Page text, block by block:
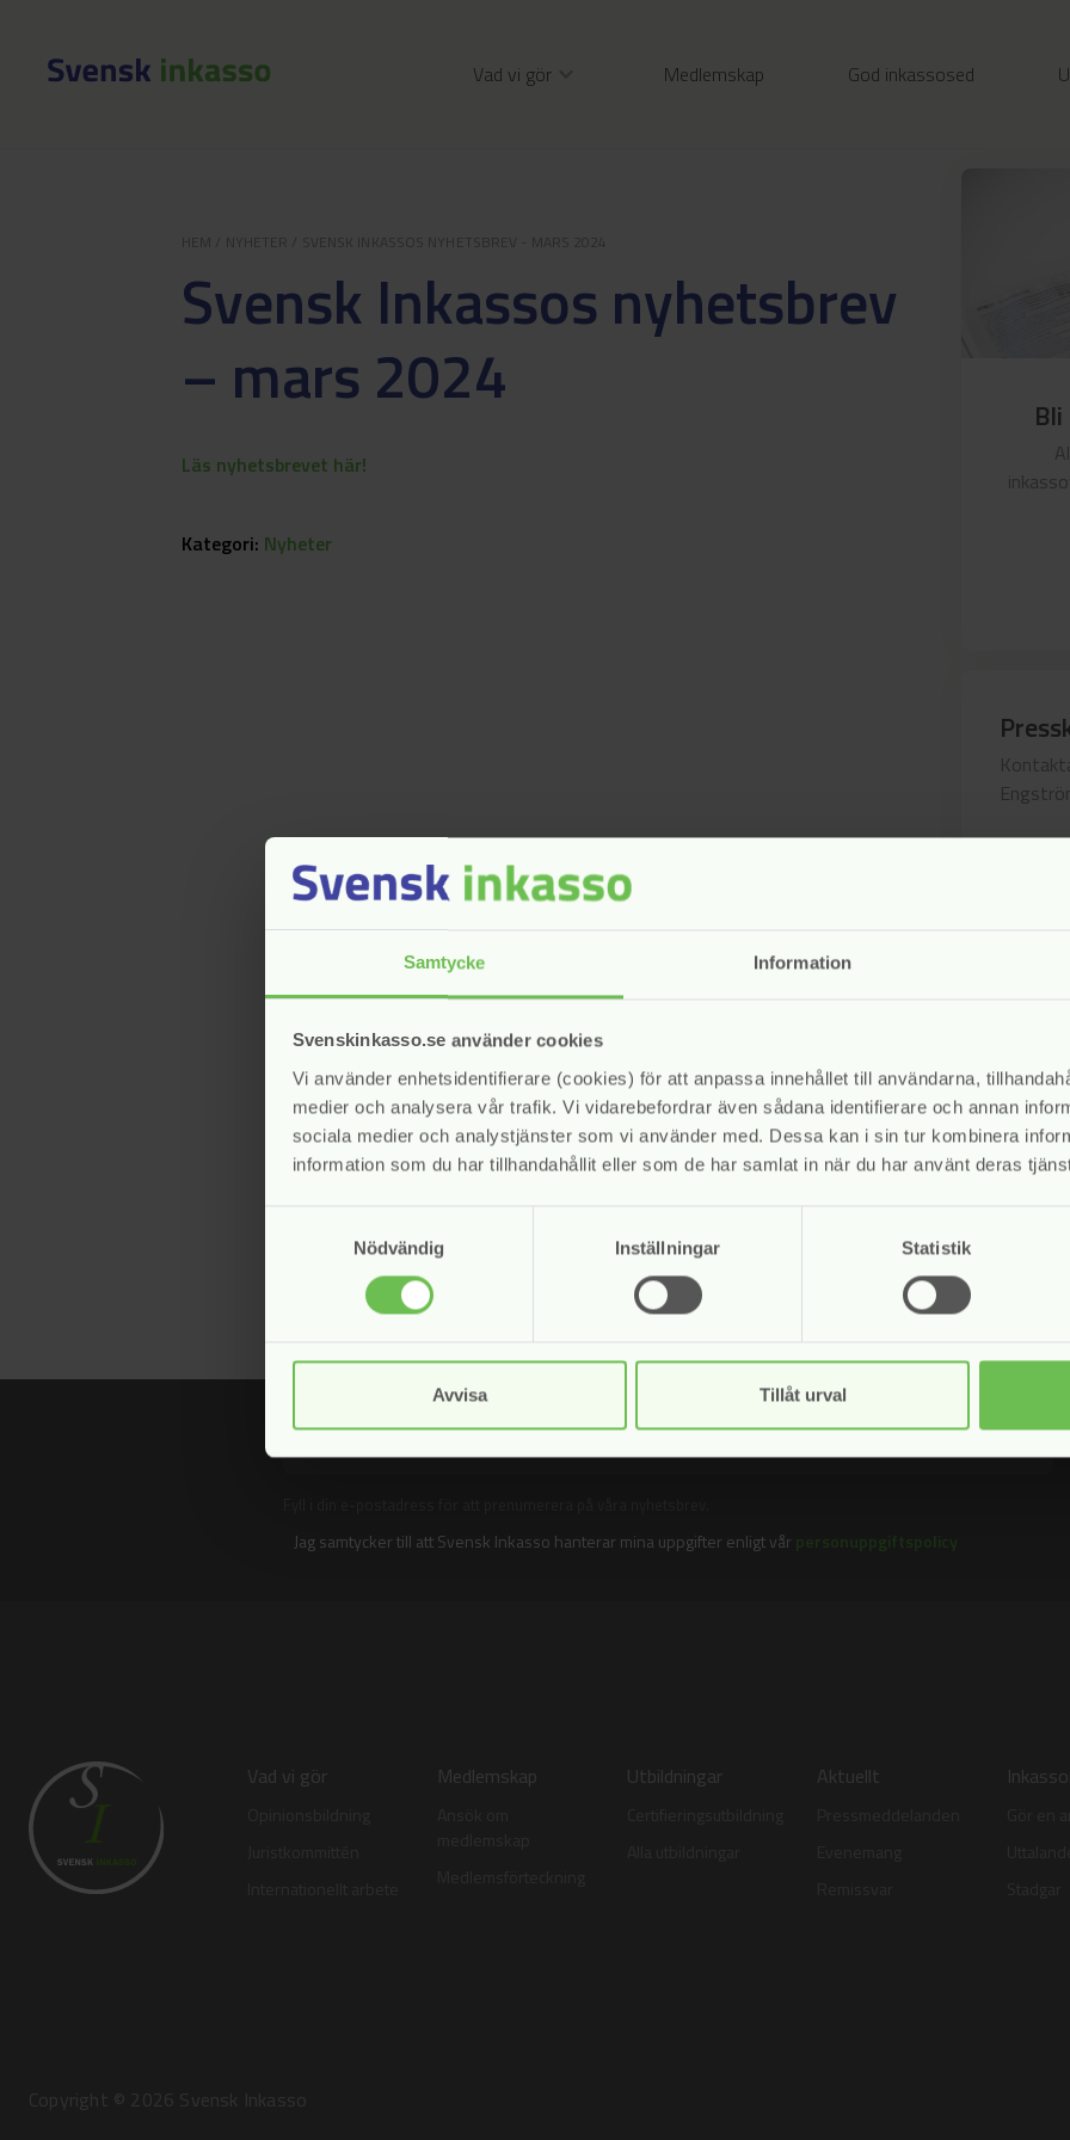
Samtycke Information
Svenskinkasso.se använder cookies
Vi använder enhetsidentifierare (cookies) för att anpassa innehållet till användarna,
medier och analysera vår trafik. Vi vidarebefordrar även sådana identifierare och annan
sociala medier och analystjänster som vi använder med. Dessa kan i sin tur kombinera
information som du har tillhandahållit eller som de har samlat in när du har använt deras
Nödvändig
Inställningar Statistik
Avvisa Tillåt urval
Vad vi gör Medlemskap God inkassosed
NYHETER SVENSK INKASSOS NYHETSBREV - MARS 2024
Svensk Inkassos nyhetsbrev
– mars 2024
Läs nyhetsbrevet här!
Kategori: Nyheter
ett
Jag samtycker till att Svensk Inkasso hanterar mina uppgifter enligt vår personuppgiftspolicy
Vad vi gör Medlemskap Utbildningar Aktuellt